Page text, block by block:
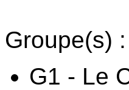
Groupe(s) :
G1 - Le